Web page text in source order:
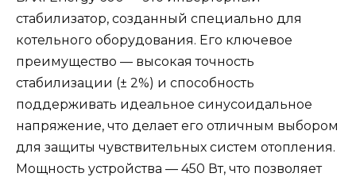
стабилизатор, созданный специально для
котельного оборудования. Его ключевое
преимущество — высокая точность
стабилизации (± 2%) и способность
поддерживать идеальное синусоидальное
напряжение, что делает его отличным выбором
для защиты чувствительных систем отопления.
Мощность устройства — 450 Вт, что позволяет